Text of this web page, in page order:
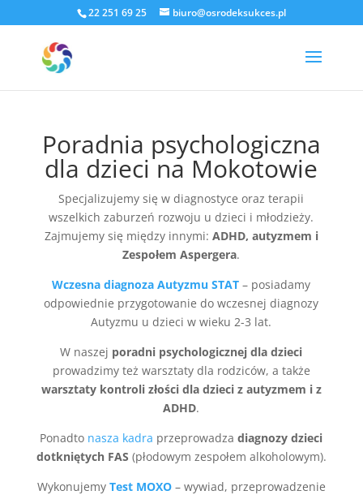
22 251 69 25 biuro@osrodeksukces.pl
Poradnia psychologiczna
dla dzieci na Mokotowie
Specjalizujemy się w diagnostyce oraz terapii
wszelkich zaburzeń rozwoju u dzieci i młodzieży.
Zajmujemy się między innymi: ADHD, autyzmem i
Zespołem Aspergera.
Wczesna diagnoza Autyzmu STAT – posiadamy
odpowiednie przygotowanie do wczesnej diagnozy
Autyzmu u dzieci w wieku 2-3 lat.
W naszej poradni psychologicznej dla dzieci
prowadzimy też warsztaty dla rodziców, a także
warsztaty kontroli złości dla dzieci z autyzmem i z
ADHD.
Ponadto nasza kadra przeprowadzadiagnozy dzieci
dotkniętych FAS (płodowym zespołem alkoholowym).
Wykonujemy Test MOXO – wywiad, przeprowadzenie